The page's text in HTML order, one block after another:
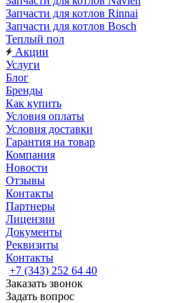
Запчасти для котлов Rinnai
Запчасти для котлов Bosch
Теплый пол
Акции
Услуги
Блог
Бренды
Как купить
Условия оплаты
Условия доставки
Гарантия на товар
Компания
Новости
Отзывы
Контакты
Партнеры
Лицензии
Документы
Реквизиты
Контакты
+7 (343) 252 64 40
Заказать звонок
Задать вопрос